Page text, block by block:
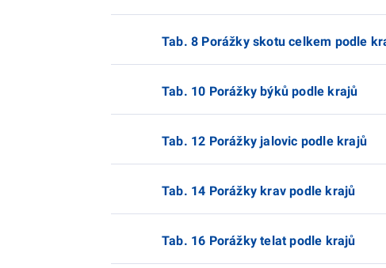
Tab. 8 Porážky skotu celkem podle
Tab. 10 Porážky býků podle krajů
Tab. 12 Porážky jalovic podle krajů
Tab. 14 Porážky krav podle krajů
Tab. 16 Porážky telat podle krajů